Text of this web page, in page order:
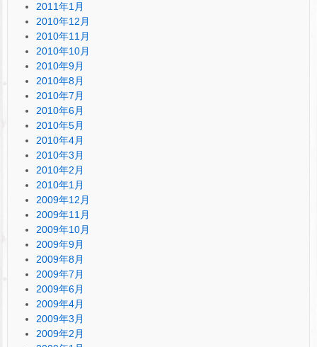
2011年1月
2010年12月
2010年11月
2010年10月
2010年9月
2010年8月
2010年7月
2010年6月
2010年5月
2010年4月
2010年3月
2010年2月
2010年1月
2009年12月
2009年11月
2009年10月
2009年9月
2009年8月
2009年7月
2009年6月
2009年4月
2009年3月
2009年2月